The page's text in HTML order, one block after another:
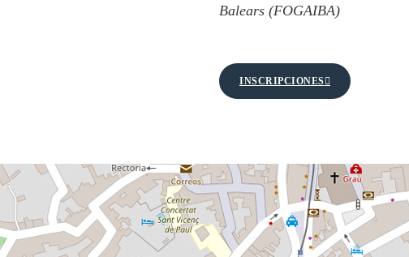
Balears (FOGAIBA)
INSCRIPCIONES